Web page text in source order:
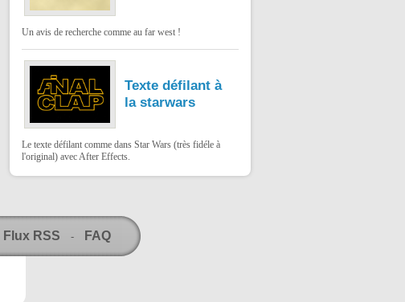
Un avis de recherche comme au far west !
Texte défilant à
la starwars
Le texte défilant comme dans Star Wars (très fidéle à
l'original) avec After Effects.
Flux RSS - FAQ